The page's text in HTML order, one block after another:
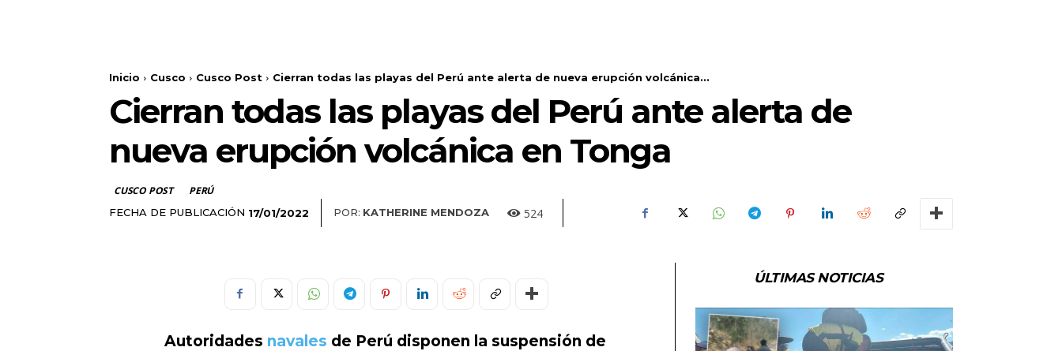
Inicio Cusco Cusco Post Cierran todas las playas del Perú ante alerta de nueva erupción volcánica...
Cierran todas las playas del Perú ante alerta de
nueva erupción volcánica en Tonga
CUSCO POST PERÚ
FECHA DE PUBLICACIÓN 17/01/2022 POR: KATHERINE MENDOZA 524
Autoridades navales de Perú disponen la suspensión de
ÚLTIMAS NOTICIAS